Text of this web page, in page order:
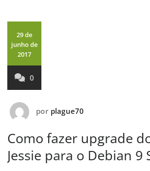
29 de
junho de
2017
0
por plague70
Como fazer upgrade
Jessie para o Debian 9